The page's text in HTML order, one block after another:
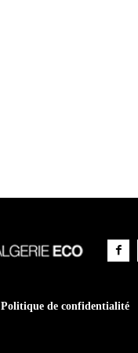
Politique de confidentialité